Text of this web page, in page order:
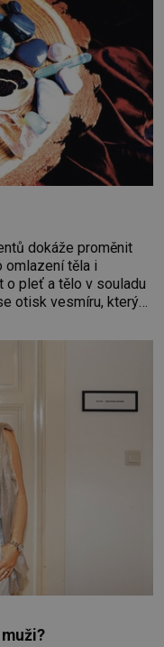
dokáže proměnit
omlazení těla i
o pleť a tělo v souladu
otisk vesmíru, který
ve znamení Berana,